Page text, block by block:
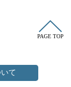
PAGE TOP
て